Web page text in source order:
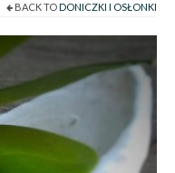
BACK TODONICZKI I OSŁONKI